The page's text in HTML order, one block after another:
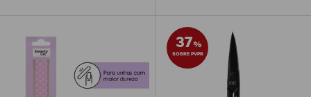
Cicatrizes
37%
SOBRE PVPR